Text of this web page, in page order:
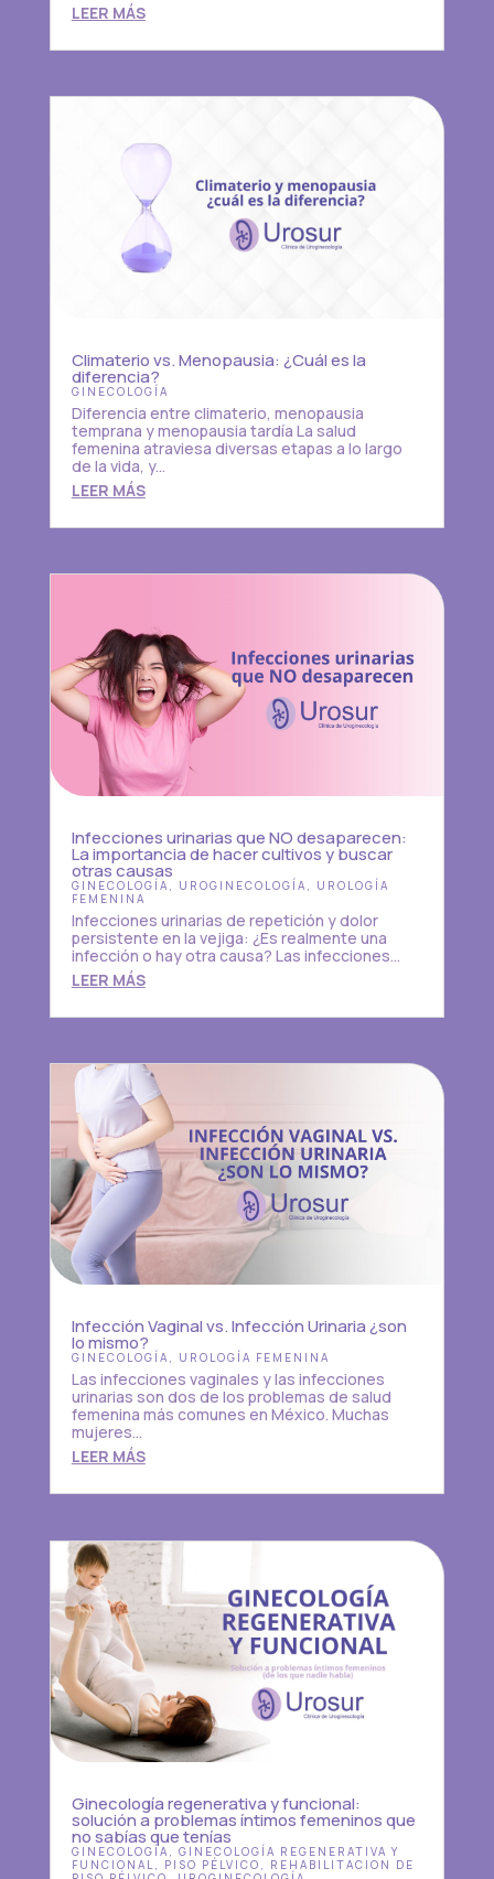
LEER MÁS
Climaterio vs. Menopausia: ¿Cuál es la
diferencia?
GINECOLOGÍA
Diferencia entre climaterio, menopausia
temprana y menopausia tardía La salud
femenina atraviesa diversas etapas a lo largo
de la vida, y...
LEER MÁS
Infecciones urinarias que NO desaparecen:
La importancia de hacer cultivos y buscar
otras causas
GINECOLOGÍA UROGINECOLOGÍA
UROLOGÍA
FEMENINA
Infecciones urinarias de repetición y dolor
persistente en la vejiga: ¿Es realmente una
infección o hay otra causa? Las infecciones...
LEER MÁS
Infección Vaginal vs. Infección Urinaria ¿son
lo mismo?
GINECOLOGÍA , UROLOGÍA FEMENINA
Las infecciones vaginales y las infecciones
urinarias son dos de los problemas de salud
femenina más comunes en México. Muchas
mujeres...
LEER MÁS
Ginecología regenerativa y funcional:
solución a problemas íntimos femeninos que
no sabías que tenías
GINECOLOGÍA , GINECOLOGÍA REGENERATIVA Y
FUNCIONAL, PISO PÉLVICO , REHABILITACION DE